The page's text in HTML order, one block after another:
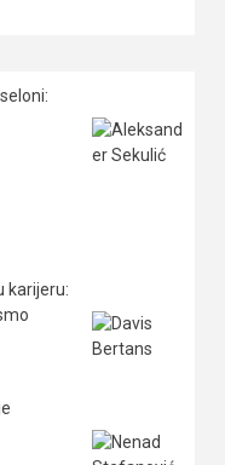
karijeru: